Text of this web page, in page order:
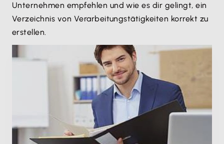
Unternehmen empfehlen und wie es dir gelingt, ein
Verzeichnis von Verarbeitungstätigkeiten korrekt zu
erstellen.